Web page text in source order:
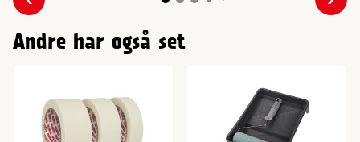
Forrige
Andre har også set